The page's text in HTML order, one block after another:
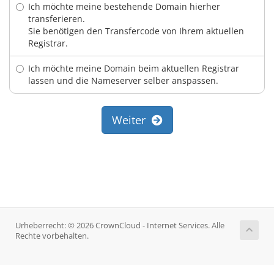
Ich möchte meine bestehende Domain hierher
transferieren.
Sie benötigen den Transfercode von Ihrem aktuellen
Registrar.
Ich möchte meine Domain beim aktuellen Registrar
lassen und die Nameserver selber anspassen.
Weiter
Urheberrecht: © 2026 CrownCloud - Internet Services. Alle
Rechte vorbehalten.